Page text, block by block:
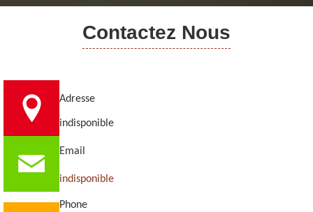
Contactez Nous
Adresse
indisponible
Email
indisponible
Phone